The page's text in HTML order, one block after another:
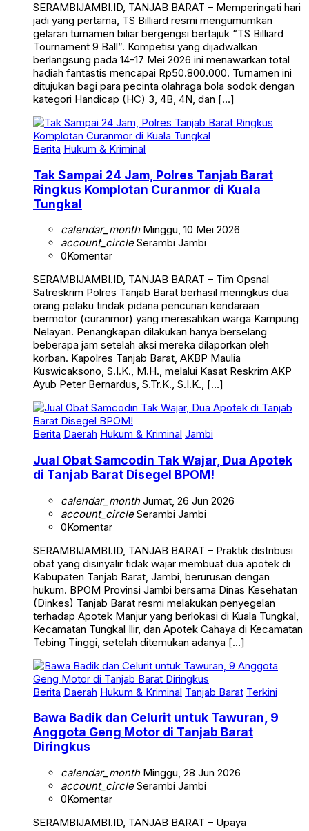
SERAMBIJAMBI.ID, TANJAB BARAT – Memperingati hari
jadi yang pertama, TS Billiard resmi mengumumkan
gelaran turnamen biliar bergengsi bertajuk “TS Billiard
Tournament 9 Ball”. Kompetisi yang dijadwalkan
berlangsung pada 14-17 Mei 2026 ini menawarkan total
hadiah fantastis mencapai Rp50.800.000. Turnamen ini
ditujukan bagi para pecinta olahraga bola sodok dengan
kategori Handicap (HC) 3, 4B, 4N, dan […]
Berita Hukum & Kriminal
Tak Sampai 24 Jam, Polres Tanjab Barat
Ringkus Komplotan Curanmor di Kuala
Tungkal
calendar_monthMinggu, 10 Mei 2026
account_circleSerambi Jambi
0Komentar
SERAMBIJAMBI.ID, TANJAB BARAT – Tim Opsnal
Satreskrim Polres Tanjab Barat berhasil meringkus dua
orang pelaku tindak pidana pencurian kendaraan
bermotor (curanmor) yang meresahkan warga Kampung
Nelayan. Penangkapan dilakukan hanya berselang
beberapa jam setelah aksi mereka dilaporkan oleh
korban. Kapolres Tanjab Barat, AKBP Maulia
Kuswicaksono, S.I.K., M.H., melalui Kasat Reskrim AKP
Ayub Peter Bernardus, S.Tr.K., S.I.K., […]
Berita Daerah Hukum & Kriminal Jambi
Jual Obat Samcodin Tak Wajar, Dua Apotek
di Tanjab Barat Disegel BPOM!
calendar_monthJumat, 26 Jun 2026
account_circleSerambi Jambi
0Komentar
SERAMBIJAMBI.ID, TANJAB BARAT – Praktik distribusi
obat yang disinyalir tidak wajar membuat dua apotek di
Kabupaten Tanjab Barat, Jambi, berurusan dengan
hukum. BPOM Provinsi Jambi bersama Dinas Kesehatan
(Dinkes) Tanjab Barat resmi melakukan penyegelan
terhadap Apotek Manjur yang berlokasi di Kuala Tungkal,
Kecamatan Tungkal Ilir, dan Apotek Cahaya di Kecamatan
Tebing Tinggi, setelah ditemukan adanya […]
Berita Daerah Hukum & Kriminal Tanjab Barat Terkini
Bawa Badik dan Celurit untuk Tawuran, 9
Anggota Geng Motor di Tanjab Barat
Diringkus
calendar_monthMinggu, 28 Jun 2026
account_circleSerambi Jambi
0Komentar
SERAMBIJAMBI.ID, TANJAB BARAT – Upaya